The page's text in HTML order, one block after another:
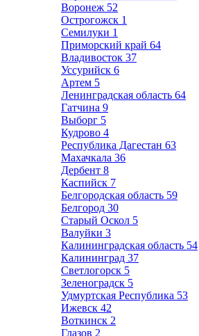
Воронеж 52
Острогожск 1
Семилуки 1
Приморский край 64
Владивосток 37
Уссурийск 6
Артем 5
Ленинградская область 64
Гатчина 9
Выборг 5
Кудрово 4
Республика Дагестан 63
Махачкала 36
Дербент 8
Каспийск 7
Белгородская область 59
Белгород 30
Старый Оскол 5
Валуйки 3
Калининградская область 54
Калининград 37
Светлогорск 5
Зеленоградск 5
Удмуртская Республика 53
Ижевск 42
Воткинск 2
Глазов 2